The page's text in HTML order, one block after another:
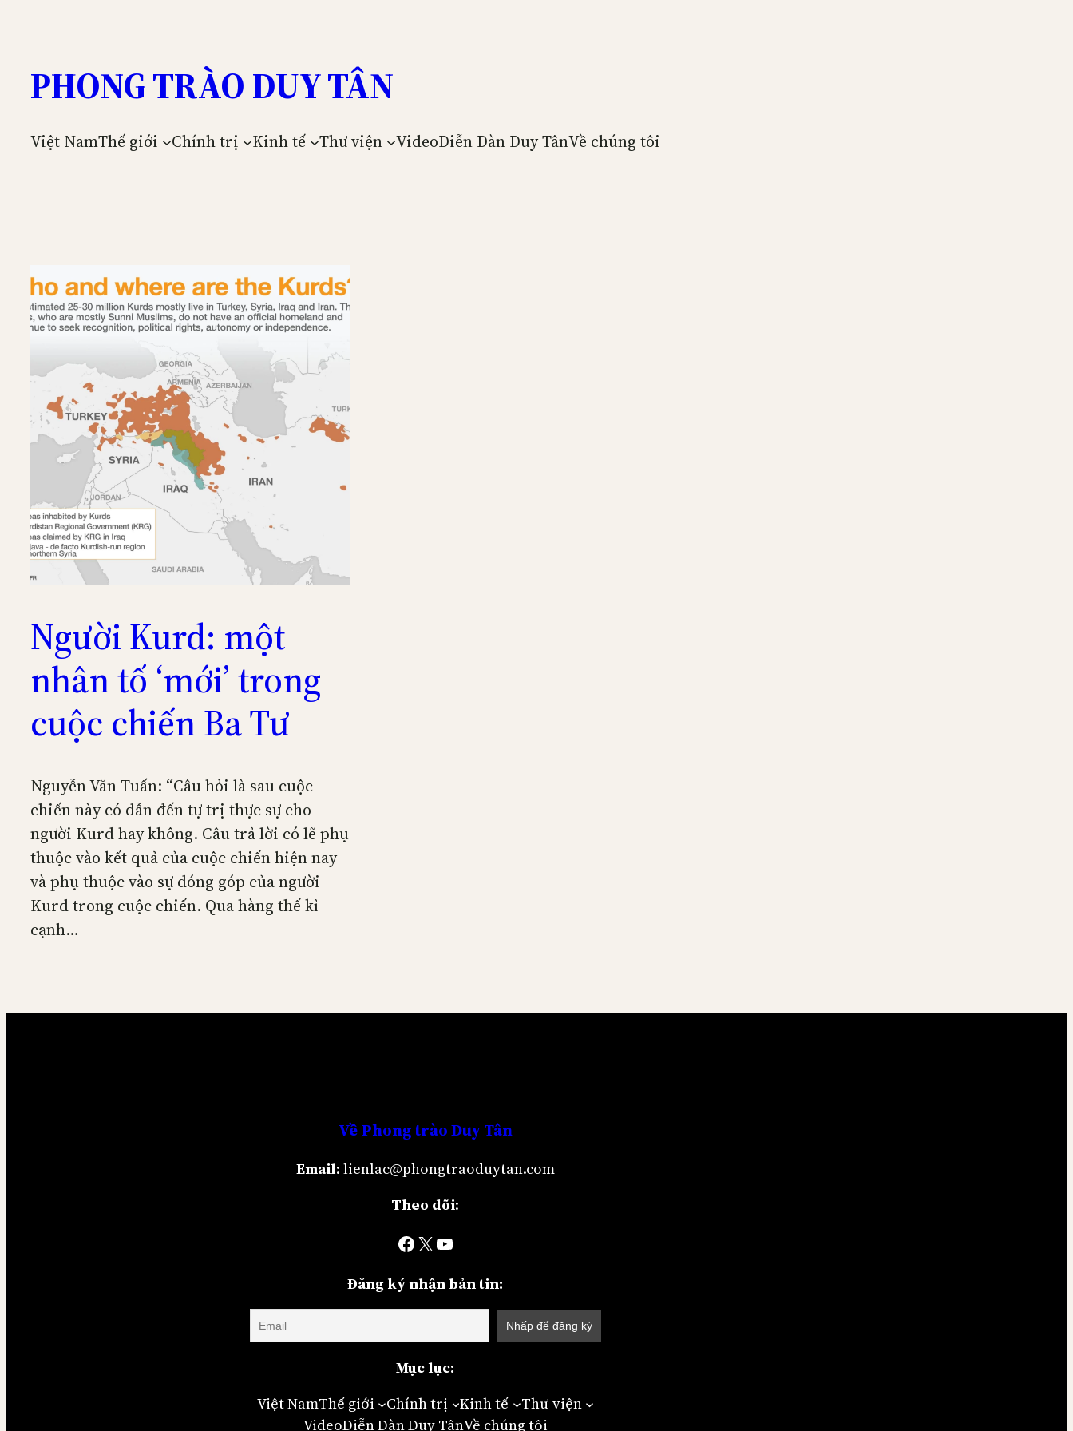
PHONG TRÀO DUY TÂN
Việt NamThế giới Chính trị Kinh tế Thư viện VideoDiễn Đàn Duy TânVề chúng tôi
Người Kurd: một
nhân tố ‘mới’ trong
cuộc chiến Ba Tư
Nguyễn Văn Tuấn: “Câu hỏi là sau cuộc
chiến này có dẫn đến tự trị thực sự cho
người Kurd hay không. Câu trả lời có lẽ phụ
thuộc vào kết quả của cuộc chiến hiện nay
và phụ thuộc vào sự đóng góp của người
Kurd trong cuộc chiến. Qua hàng thế kỉ
cạnh…
VềPhong trào Duy Tân
Email: lienlac@phongtraoduytan.com
Theo dõi:
Facebook X YouTube
Đăng ký nhận bản tin:
Mục lục:
Việt NamThế giới Chính trị Kinh tế
Thư viện
VideoDiễn Đàn Duy TânVề chúng tôi